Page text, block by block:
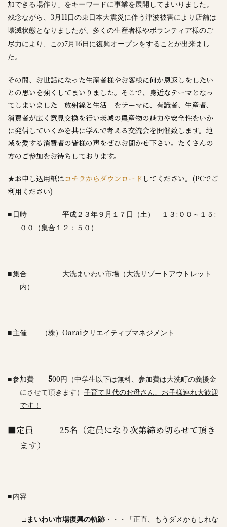
加できる場作り」をキーワードに事業を展開してまいりました。
残念ながら、 3 月 11 日の東日本大震災に伴う津波被害により店舗は
壊滅状態となりましたが、多くの生産者様やボランティア様のご
尽力により、この7月 16 日に復興オープンをすることが出来まし
た。
その間、お世話になった生産者様やお客様に何か恩返しをしたい
との思いを強くしてまいりました。そこで、身近なテーマとなっ
てしまいました「放射線と生活」をテーマに、有識者、生産者、
消費者が広く意見交換を行い茨城の農産物の魅力や安全性をいか
に発信していくかを共に学んで考える交流会を開催致します。地
域を愛する消費者の皆様の声をぜひお聞かせ下さい。たくさんの
方のご参加をお待ちしております。
★お申し込用紙はコチラからダウンロード してください。(PCでご
利用ください)
■ 日時 平成２３年９月１７日（土） １３ : ００～１５ :
００（集合１２：５０）
■集合 大洗まいわい市場（大洗リゾートアウトレット
内）
■ 主催 （株） Oaraiクリエイティブマネジメント
■参加費 500円（中学生以下は無料、参加費は大洗町の義援金
にさせて頂きます） 子育て世代のお母さん、お子様連れ大歓迎
です！
■定員 25名（定員になり次第締め切らせて頂き
ます）
■ 内容
□ まいわい市場復興の軌跡・・・「正直、もうダメかもしれな